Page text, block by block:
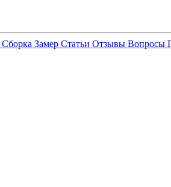
Сборка Замер Статьи Отзывы Вопросы